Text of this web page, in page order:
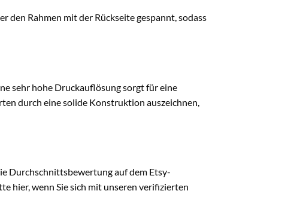
den Rahmen mit der Rückseite gespannt, sodass
sehr hohe Druckauflösung sorgt für eine
durch eine solide Konstruktion auszeichnen,
Durchschnittsbewertung auf dem Etsy-
hier, wenn Sie sich mit unseren verifizierten